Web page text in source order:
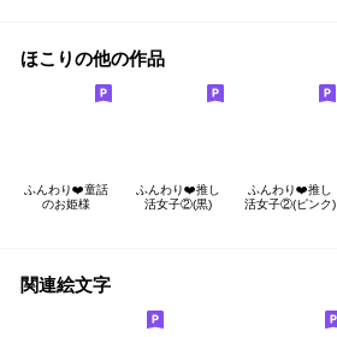
ほこりの他の作品
ふんわり❤️童話
のお姫様
ふんわり❤️推し
活女子②(黒)
ふんわり❤️推し
活女子②(ピンク)
関連絵文字